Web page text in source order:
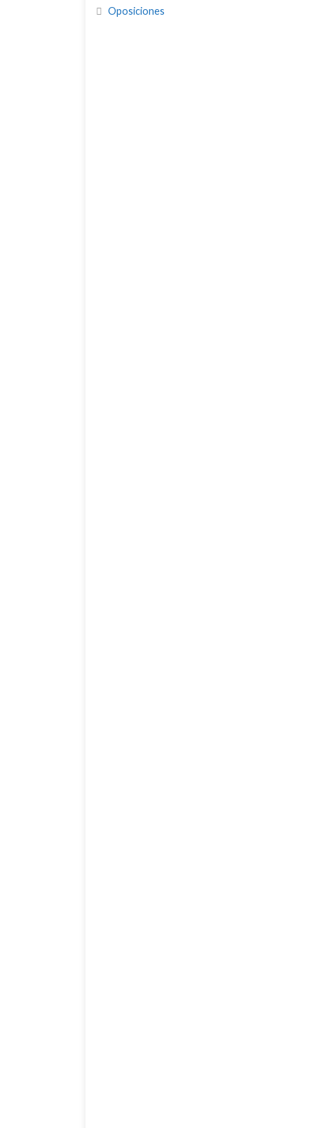
Oposiciones